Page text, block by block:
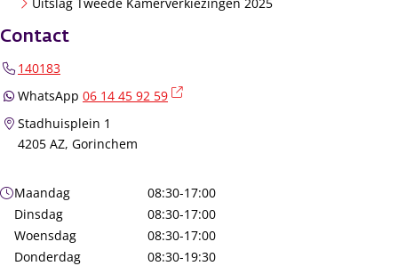
Contact
140183
WhatsApp 06 14 45 92 59
Stadhuisplein 1
4205 AZ, Gorinchem
Openingstijden
Maandag
08:30-17:00
Dinsdag
08:30-17:00
Woensdag
08:30-17:00
Donderdag
08:30-19:30